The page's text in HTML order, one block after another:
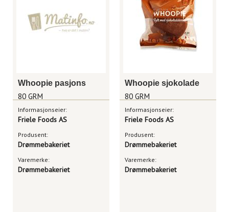
Whoopie pasjons
80 GRM
Informasjonseier:
Friele Foods AS
Produsent:
Drømmebakeriet
Varemerke:
Drømmebakeriet
Whoopie sjokolade
80 GRM
Informasjonseier:
Friele Foods AS
Produsent:
Drømmebakeriet
Varemerke:
Drømmebakeriet